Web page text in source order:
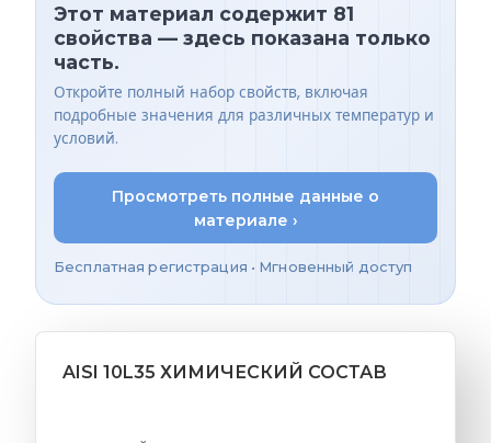
Этот материал содержит 81
свойства — здесь показана только
часть.
Откройте полный набор свойств, включая
подробные значения для различных температур и
условий.
Просмотреть полные данные о
материале ›
Бесплатная регистрация • Мгновенный доступ
AISI 10L35 ХИМИЧЕСКИЙ СОСТАВ